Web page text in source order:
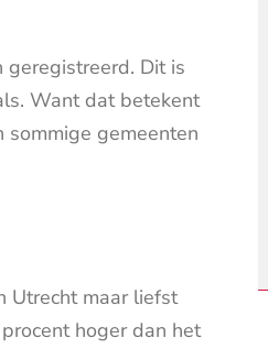
Dit is
Want dat betekent
sommige gemeenten
Utrecht maar liefst
hoger dan het